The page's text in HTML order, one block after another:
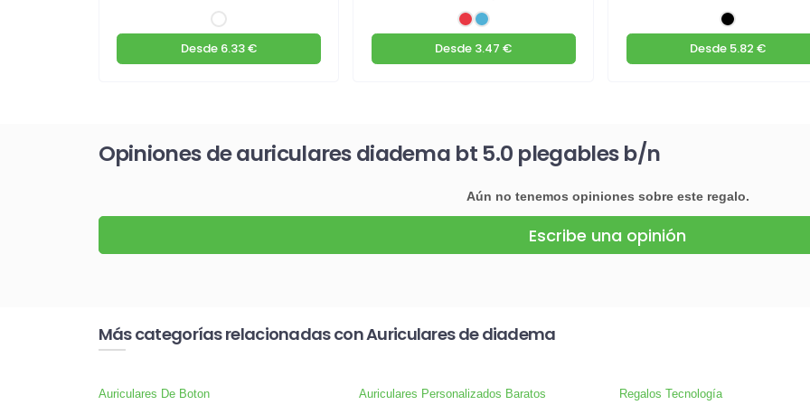
Desde6.33 € Desde 3.47 € Desde 5.82 €
Opiniones de auriculares diadema bt 5.0 plegables b/n
Aún no tenemos opiniones sobre este regalo.
Escribe una opinión
Más categorías relacionadas con Auriculares de diadema
Auriculares De Boton Auriculares Personalizados Baratos Regalos Tecnología